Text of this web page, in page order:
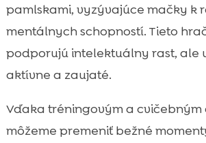
pamlskami, vyzývajúce mačky k
mentálnych schopností. Tieto
podporujú intelektuálny rast, ale
aktívne a zaujaté.
Vďaka tréningovým a cvičebným
môžeme premeniť bežné